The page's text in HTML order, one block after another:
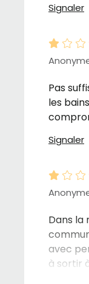
Signaler
Pas
les
Signaler
Dans la
avec
à sortir